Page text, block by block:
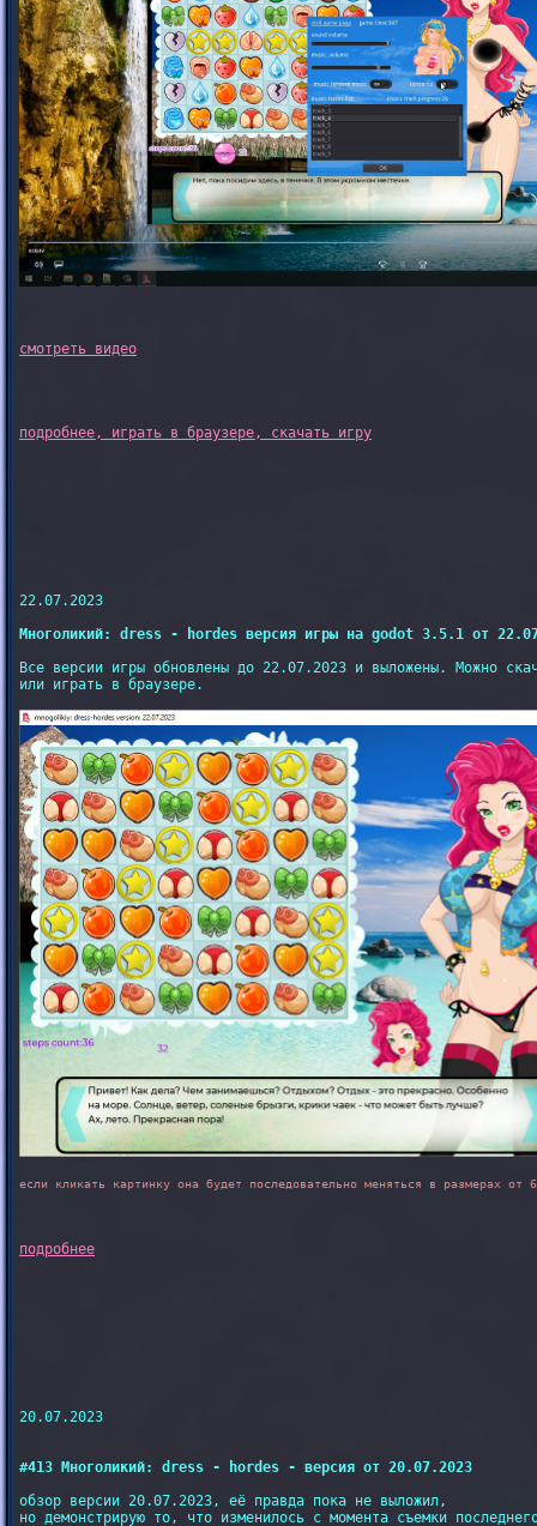
подробнее, играть в браузере, скачать игру
22.07.2023
Многоликий: dress - hordes версия игры на godot 3.5.1 от
Все версии игры обновлены до 22.07.2023 и выложены. Можно
или играть в браузере.
если кликать картинку она будет последовательно меняться в размерах от
подробнее
20.07.2023
#413 Многоликий: dress - hordes - версия от 20.07.2023
обзор версии 20.07.2023, её правда пока не выложил,
но демонстрирую то, что изменилось с момента съемки